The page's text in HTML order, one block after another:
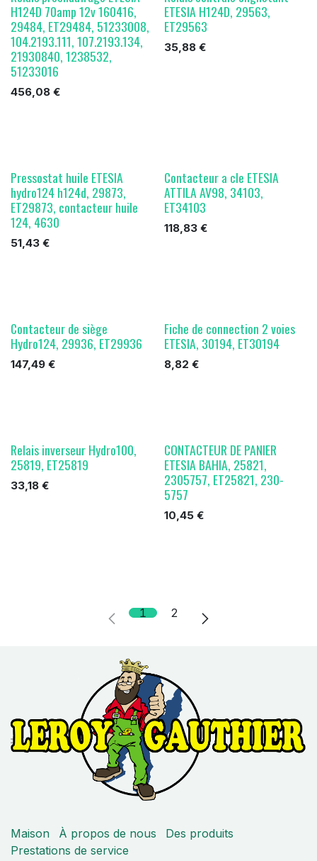
H124D 70amp 12v 160416,
29484, ET29484, 51233008,
104.2193.111, 107.2193.134,
21930840, 1238532,
51233016
456,08 €
ETESIA H124D, 29563,
ET29563
35,88€
Pressostat huile ETESIA
hydro124 h124d, 29873,
ET29873, contacteur huile
124, 4630
51,43 €
Contacteur a cle ETESIA
ATTILA AV98, 34103,
ET34103
118,83€
Contacteur de siège
Hydro124, 29936, ET29936
147,49 €
Fiche de connection 2 voies
ETESIA, 30194, ET30194
8,82 €
Relais inverseur Hydro100,
25819, ET25819
33,18 €
CONTACTEUR DE PANIER
ETESIA BAHIA, 25821,
2305757, ET25821, 230-
5757
10,45€
1 2
Maison À propos de nous
Des produits
Prestations de service